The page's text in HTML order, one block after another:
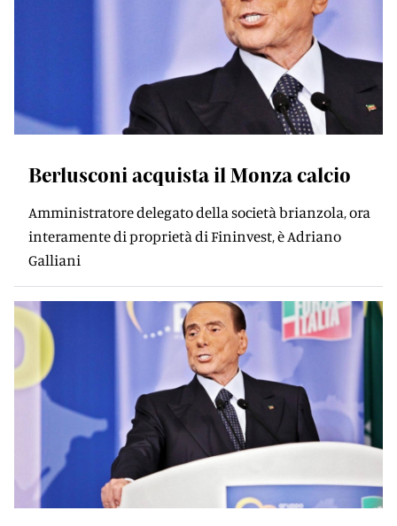
Berlusconi acquista il Monza calcio
Amministratore delegato della società brianzola, ora
interamente di proprietà di Fininvest, è Adriano
Galliani